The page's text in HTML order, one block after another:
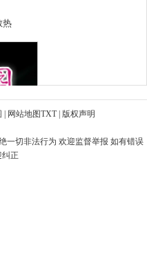
热
网站地图TXT| 版权声明
一切非法行为 欢迎监督举报 如有错误
纠正